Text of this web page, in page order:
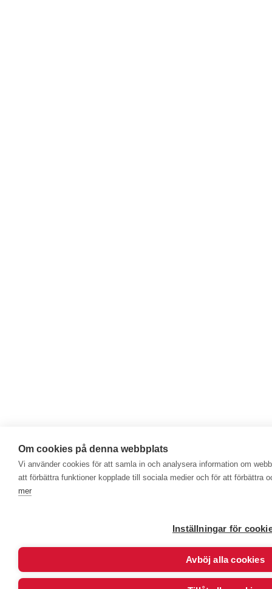
Om cookies på denna webbplats
Vi använder cookies för att samla in och analysera information om
att förbättra funktioner kopplade till sociala medier och för att förbättra
mer
Inställningar för
Avböj alla cookies